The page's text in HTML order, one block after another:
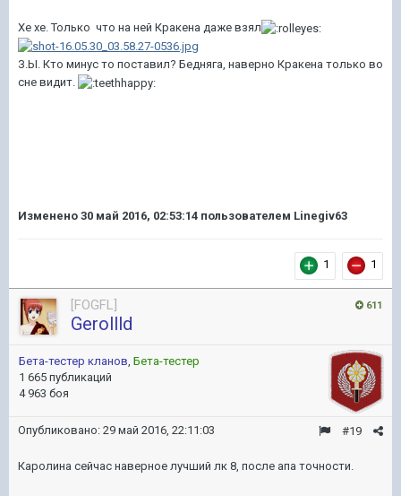
Хе хе. Только что на ней Кракена даже взял
З.Ы. Кто минус то поставил? Бедняга, наверно Кракена только во
сне видит.
Изменено 30 май 2016, 02:53:14 пользователем Linegiv63
1 1
611
[FOGFL]
Gerollld
Бета-тестер кланов, Бета-тестер
1 665 публикаций
4 963 боя
#19
Опубликовано: 29 май 2016, 22:11:03
Каролина сейчас наверное лучший лк 8, после апа точности.